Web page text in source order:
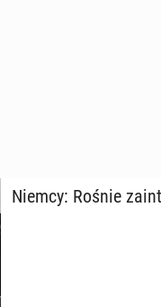
Niemcy: Rośnie